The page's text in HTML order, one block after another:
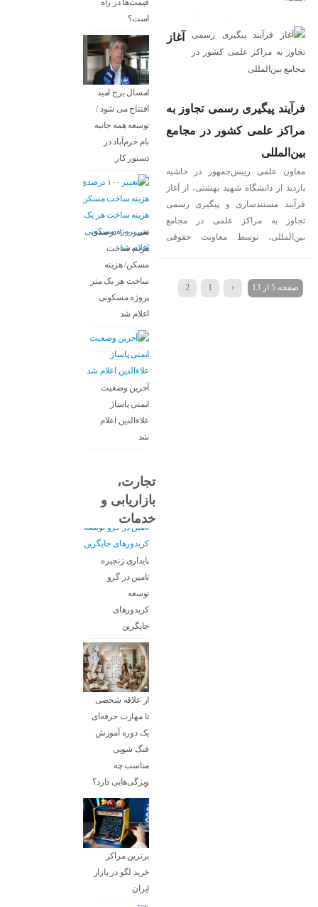
آغاز
فرآیند پیگیری رسمی تجاوز به
مراکز علمی کشور در مجامع
بین‌المللی
معاون علمی رییس‌جمهور در حاشیه
بازدید از دانشگاه شهید بهشتی، از آغاز
فرآیند مستندسازی و پیگیری رسمی
تجاوز به مراکز علمی در مجامع
بین‌المللی، توسط معاونت حقوقی
صفحه 5 از 13 ‹
1
2
قیمت‌ها در راه
است؟
امسال برج امید
افتتاح می شود /
توسعه همه جانبه
بام خرم‌آباد در
دستور کار
تغییر ۱۰۰ درصدی
هزینه ساخت
مسکن/ هزینه
ساخت هر یک متر
پروژه مسکونی
اعلام شد
آخرین وضعیت
ایمنی پاساژ
علاءالدین اعلام
شد
تجارت،
بازاریابی و
خدمات
پایداری زنجیره
تامین در گرو
توسعه
کریدورهای
جایگزین
از علاقه شخصی
تا مهارت حرفه‌ای
یک دوره آموزش
فنگ شویی
مناسب چه
ویژگی‌هایی دارد؟
برترین مراکز
خرید لگو در بازار
ایران